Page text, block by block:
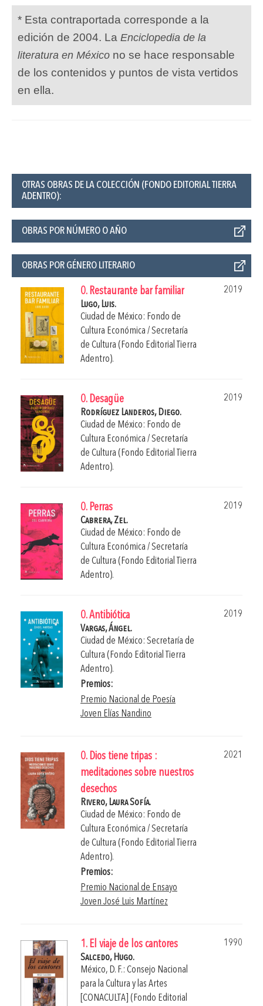
* Esta contraportada corresponde a la
edición de 2004. La Enciclopedia de la
literatura en México no se hace responsable
de los contenidos y puntos de vista vertidos
en ella.
OTRAS OBRAS DE LA COLECCIÓN (FONDO EDITORIAL TIERRA
ADENTRO):
OBRAS POR NÚMERO O AÑO
OBRAS POR GÉNERO LITERARIO
0. Restaurante bar familiar
2019
Lugo, Luis.
Ciudad de México: Fondo de
Cultura Económica / Secretaría
de Cultura (Fondo Editorial Tierra
Adentro).
0. Desagüe
2019
Rodríguez Landeros, Diego.
Ciudad de México: Fondo de
Cultura Económica / Secretaría
de Cultura (Fondo Editorial Tierra
Adentro).
0. Perras
2019
Cabrera, Zel.
Ciudad de México: Fondo de
Cultura Económica / Secretaría
de Cultura (Fondo Editorial Tierra
Adentro).
0. Antibiótica
2019
Vargas, Ángel.
Ciudad de México: Secretaría de
Cultura (Fondo Editorial Tierra
Adentro).
Premios:
Premio Nacional de Poesía
Joven Elías Nandino
0. Dios tiene tripas :
meditaciones sobre nuestros
desechos
2021
Rivero, Laura Sofía.
Ciudad de México: Fondo de
Cultura Económica / Secretaría
de Cultura (Fondo Editorial Tierra
Adentro).
Premios:
Premio Nacional de Ensayo
Joven José Luis Martínez
1. El viaje de los cantores
1990
Salcedo, Hugo.
México, D. F.: Consejo Nacional
para la Cultura y las Artes
[CONACULTA] (Fondo Editorial